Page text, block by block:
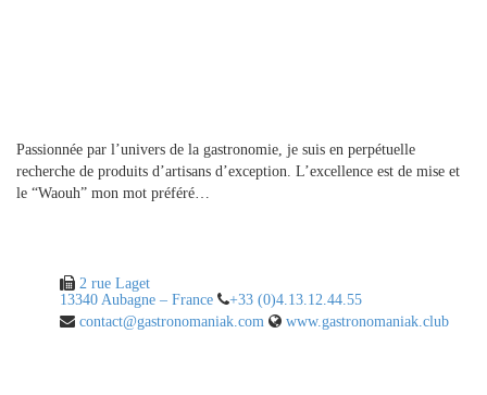
Passionnée par l’univers de la gastronomie, je suis en perpétuelle
recherche de produits d’artisans d’exception. L’excellence est de mise et
le “Waouh” mon mot préféré…
2 rue Laget
13340 Aubagne – France
+33 (0)4.13.12.44.55
contact@gastronomaniak.com
www.gastronomaniak.club